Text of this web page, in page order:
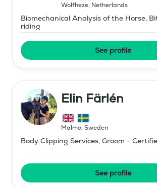
Wolfheze, Netherlands
Biomechanical Analysis of the Horse,
riding
See profile
Elin Färlén
Malmö, Sweden
Body Clipping Services, Groom -
See profile